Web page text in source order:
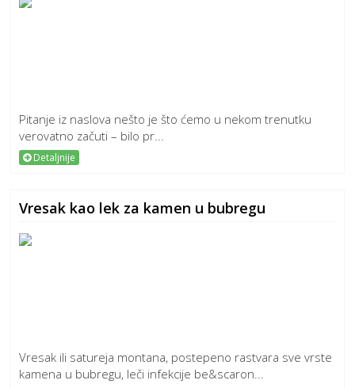
Pitanje iz naslova nešto je što ćemo u nekom trenutku
verovatno začuti – bilo pr...
Detaljnije
Vresak kao lek za kamen u bubregu
Vresak ili satureja montana, postepeno rastvara sve vrste
kamena u bubregu, leči infekcije be&scaron...